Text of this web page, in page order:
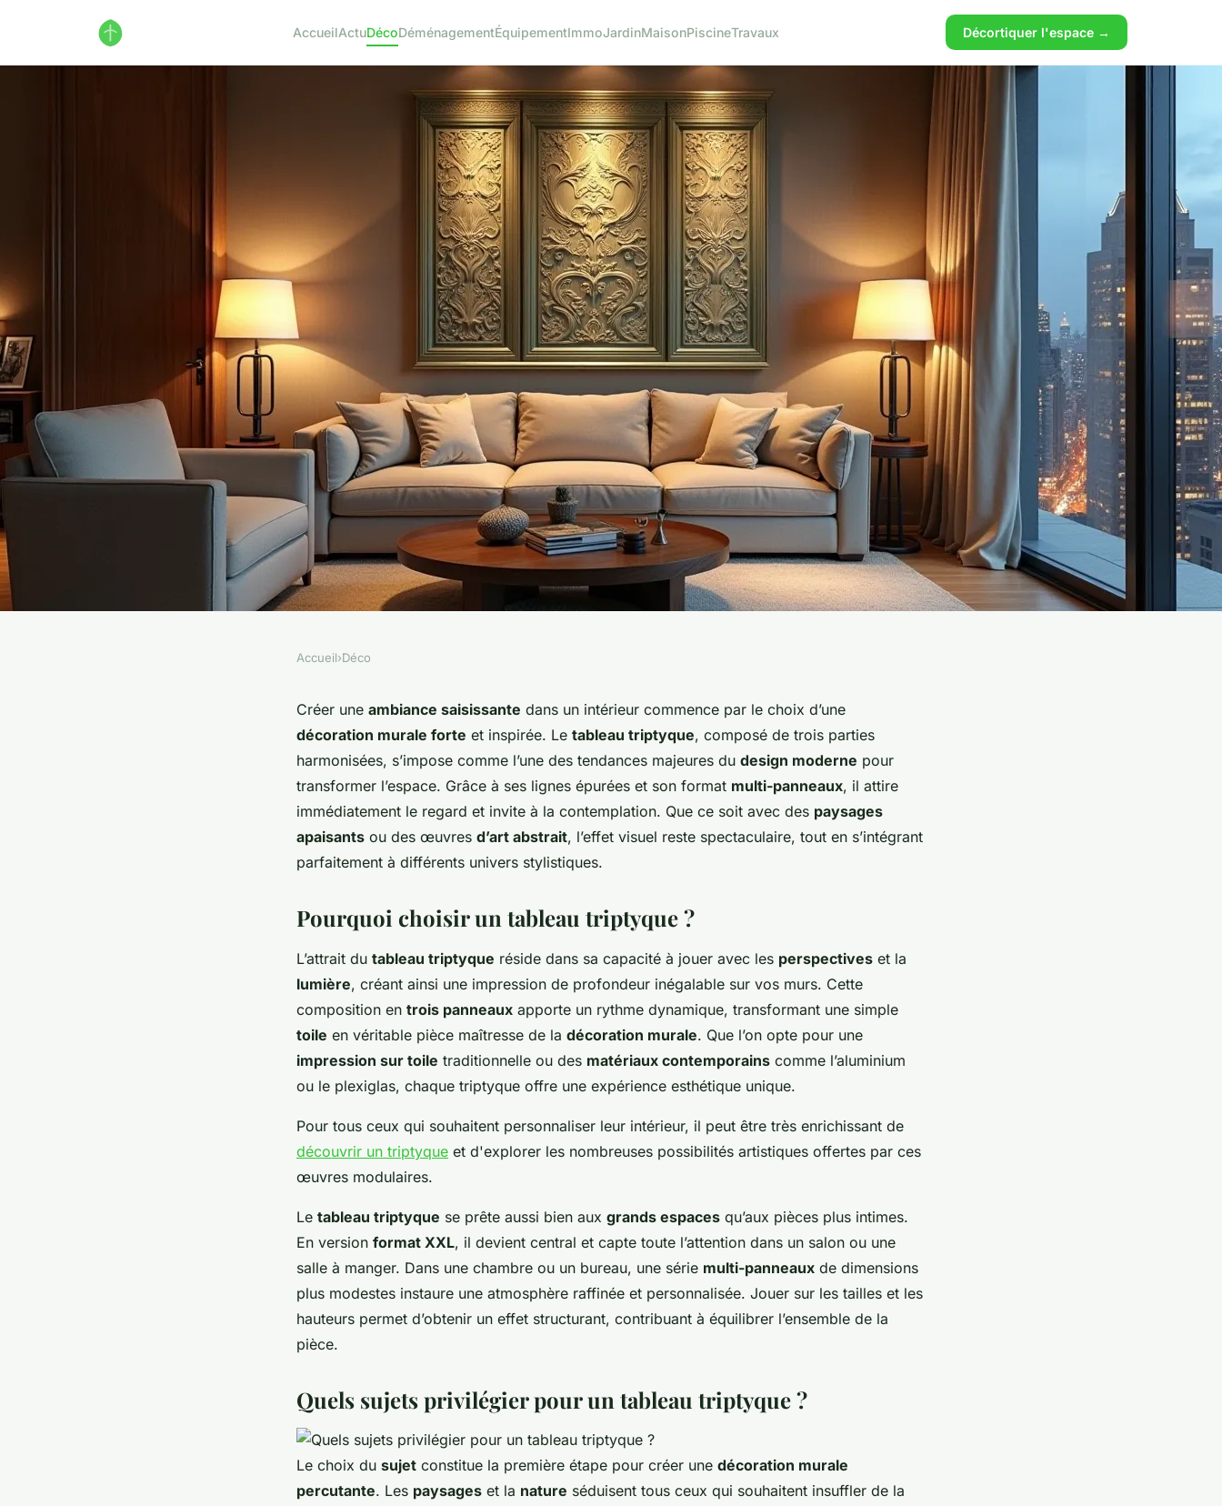
AccueilActuDécoDéménagementÉquipementImmoJardinMaisonPiscineTravaux Décortiquer l'espace →
L'art du tableau triptyque : sublimer sa
décoration murale à travers un design
Accueil›Déco
Créer une ambiance saisissante dans un intérieur commence par le choix d’une
décoration murale forte et inspirée. Le tableau triptyque, composé de trois parties
harmonisées, s’impose comme l’une des tendances majeures du design moderne pour
transformer l’espace. Grâce à ses lignes épurées et son format multi-panneaux, il attire
immédiatement le regard et invite à la contemplation. Que ce soit avec des paysages
apaisants ou des œuvres d’art abstrait, l’effet visuel reste spectaculaire, tout en s’intégrant
parfaitement à différents univers stylistiques.
Pourquoi choisir un tableau triptyque ?
L’attrait du tableau triptyque réside dans sa capacité à jouer avec les perspectives et la
lumière, créant ainsi une impression de profondeur inégalable sur vos murs. Cette
composition en trois panneaux apporte un rythme dynamique, transformant une simple
toile en véritable pièce maîtresse de la décoration murale. Que l’on opte pour une
impression sur toile traditionnelle ou des matériaux contemporains comme l’aluminium
ou le plexiglas, chaque triptyque offre une expérience esthétique unique.
Pour tous ceux qui souhaitent personnaliser leur intérieur, il peut être très enrichissant de
découvrir un triptyque et d'explorer les nombreuses possibilités artistiques offertes par ces
œuvres modulaires.
Le tableau triptyque se prête aussi bien aux grands espaces qu’aux pièces plus intimes.
En version format XXL, il devient central et capte toute l’attention dans un salon ou une
salle à manger. Dans une chambre ou un bureau, une série multi-panneaux de dimensions
plus modestes instaure une atmosphère raffinée et personnalisée. Jouer sur les tailles et les
hauteurs permet d’obtenir un effet structurant, contribuant à équilibrer l’ensemble de la
pièce.
Quels sujets privilégier pour un tableau triptyque ?
Le choix du sujet constitue la première étape pour créer une décoration murale
percutante. Les paysages et la nature séduisent tous ceux qui souhaitent insuffler de la